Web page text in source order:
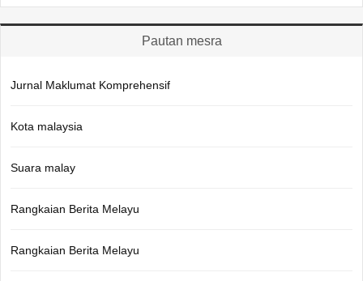
Pautan mesra
Jurnal Maklumat Komprehensif
Kota malaysia
Suara malay
Rangkaian Berita Melayu
Rangkaian Berita Melayu